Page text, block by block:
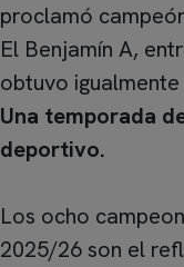
proclamó
El Benjamín A,
obtuvo
Una temporada
deportivo.
Los ocho
2025/26 son el